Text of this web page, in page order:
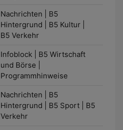
Nachrichten | B5
Hintergrund | B5 Kultur |
B5 Verkehr
Infoblock | B5 Wirtschaft
und Börse |
Programmhinweise
Nachrichten | B5
Hintergrund | B5 Sport | B5
Verkehr